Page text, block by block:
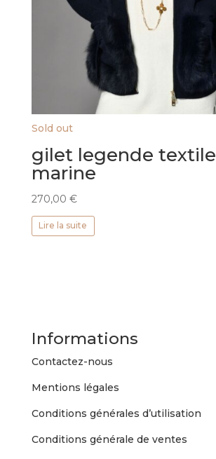
Sold out
gilet legende textile
marine
270,00 €
Lire la suite
Informations
Contactez-nous
Mentions légales
Conditions générales d’utilisation
Conditions générale de ventes